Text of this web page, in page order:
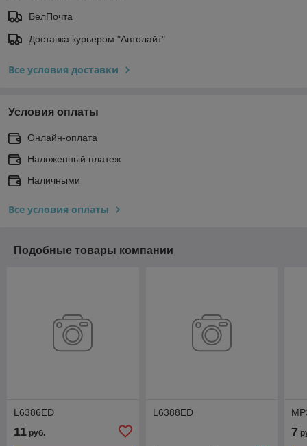
БелПочта
Доставка курьером "Автолайт"
Все условия доставки
Условия оплаты
Онлайн-оплата
Наложенный платеж
Наличными
Все условия оплаты
Подобные товары компании
L6386ED
11 руб.
L6388ED
7